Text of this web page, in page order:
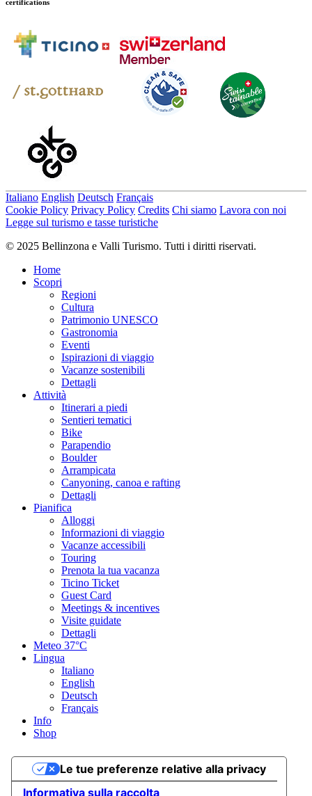
certifications
Italiano English Deutsch Français
Cookie Policy Privacy Policy Credits Chi siamo Lavora con noi
Legge sul turismo e tasse turistiche
© 2025 Bellinzona e Valli Turismo. Tutti i diritti riservati.
Home
Scopri
Regioni
Cultura
Patrimonio UNESCO
Gastronomia
Eventi
Ispirazioni di viaggio
Vacanze sostenibili
Dettagli
Attività
Itinerari a piedi
Sentieri tematici
Bike
Parapendio
Boulder
Arrampicata
Canyoning, canoa e rafting
Dettagli
Pianifica
Alloggi
Informazioni di viaggio
Vacanze accessibili
Touring
Prenota la tua vacanza
Ticino Ticket
Guest Card
Meetings & incentives
Visite guidate
Dettagli
Meteo 37°C
Lingua
Italiano
English
Deutsch
Français
Info
Shop
Informativa sulla raccolta
Le tue preferenze relative alla privacy